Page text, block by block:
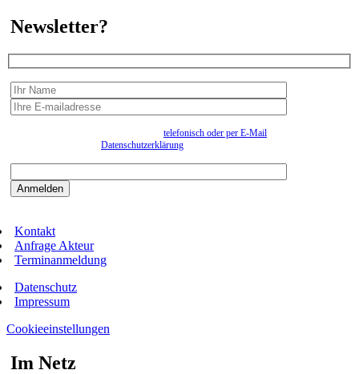
Newsletter?
telefonisch oder per E-Mail
Datenschutzerklärung
Kontakt
Anfrage Akteur
Terminanmeldung
Datenschutz
Impressum
Cookieeinstellungen
Im Netz